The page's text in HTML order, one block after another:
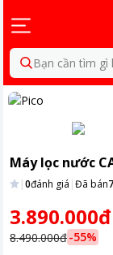
Bạn cần tìm gì
Máy lọc nước
|0đánh giá |Đã bán7
3.890.000đ
8.490.000đ-55%